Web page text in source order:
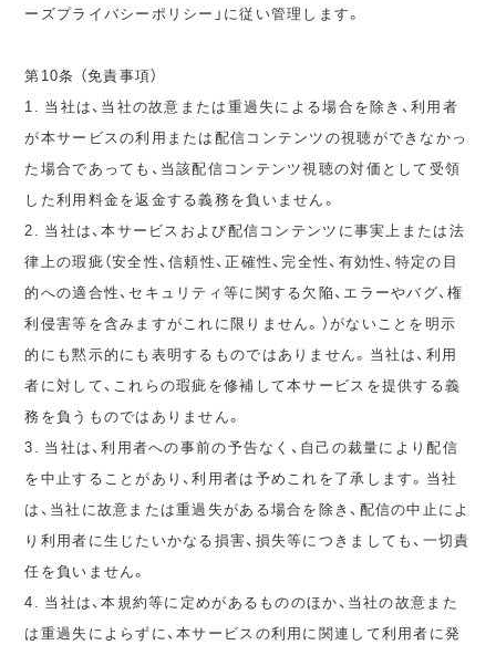
ーズプライバシーポリシー」に従い管理します。
第10条 （免責事項）
1. 当社は、当社の故意または重過失による場合を除き、利用者
が本サービスの利用または配信コンテンツの視聴ができなかっ
た場合であっても、当該配信コンテンツ視聴の対価として受領
した利用料金を返金する義務を負いません。
2. 当社は、本サービスおよび配信コンテンツに事実上または法
律上の瑕疵（安全性、信頼性、正確性、完全性、有効性、特定の目
的への適合性、セキュリティ等に関する欠陥、エラーやバグ、権
利侵害等を含みますがこれに限りません。）がないことを明示
的にも黙示的にも表明するものではありません。当社は、利用
者に対して、これらの瑕疵を修補して本サービスを提供する義
務を負うものではありません。
3. 当社は、利用者への事前の予告なく、自己の裁量により配信
を中止することがあり、利用者は予めこれを了承します。当社
は、当社に故意または重過失がある場合を除き、配信の中止によ
り利用者に生じたいかなる損害、損失等につきましても、一切責
任を負いません。
4. 当社は、本規約等に定めがあるもののほか、当社の故意また
は重過失によらずに、本サービスの利用に関連して利用者に発